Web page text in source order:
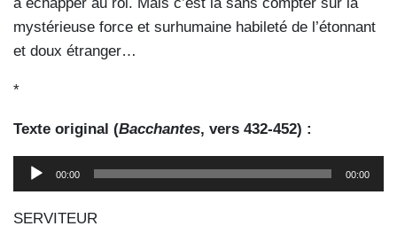
mystérieuse force et surhumaine habileté de l’étonnant
et doux étranger…
*
Texte original (Bacchantes, vers 432-452) :
Lecteur
audio
00:00 00:00
SERVITEUR